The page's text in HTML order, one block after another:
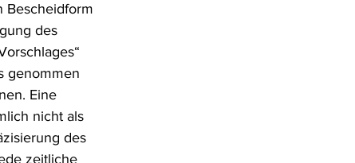
Bescheidform
des
genommen
Eine
nicht als
des
zeitliche